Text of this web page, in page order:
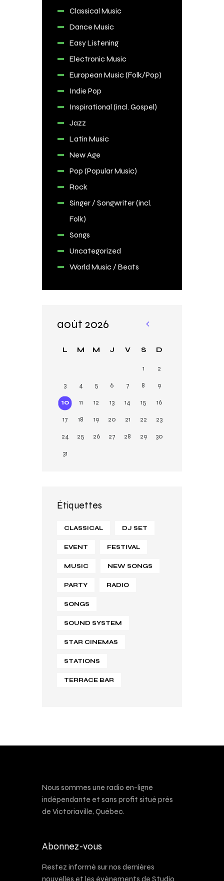
Classical Music
Dance Music
Easy Listening
Electronic Music
European Music (Folk/Pop)
Indie Pop
Inspirational (incl. Gospel)
Jazz
Latin Music
New Age
Pop (Popular Music)
Rock
Singer / Songwriter (incl.
Folk)
Songs
Uncategorized
World Music / Beats
août 2026
L M M J V S D
1
2
3
4 5 6 7 8
9
10
11 12 13 14 15
16
17
18 19 20 21 22
23
24
25 26 27 28 29
30
31
«
ar
Étiquettes
CLASSICAL DJ SET
EVENT FESTIVAL
MUSIC NEW SONGS
PARTY RADIO
SONGS
SOUND SYSTEM
STAR CINEMAS
STATIONS
TERRACE BAR
Nous sommes une radio en-ligne
indépendante et sans profit situé près
de Victoriaville, Québec.
Abonnez-vous
Restez informé sur nos dernières
nouvelles et les événements de Studio